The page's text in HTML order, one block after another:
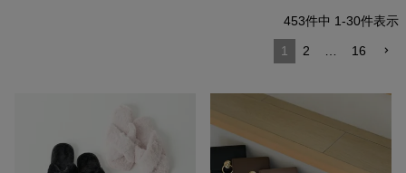
453件中 1-30件表示
1 2 … 16